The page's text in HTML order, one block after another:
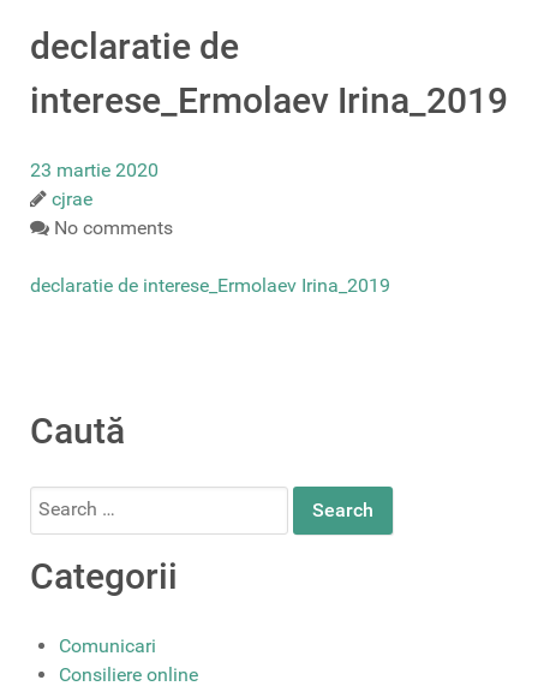
declaratie de
interese_Ermolaev Irina_2019
23 martie 2020
cjrae
No comments
declaratie de interese_Ermolaev Irina_2019
Caută
Search
Categorii
Comunicari
Consiliere online